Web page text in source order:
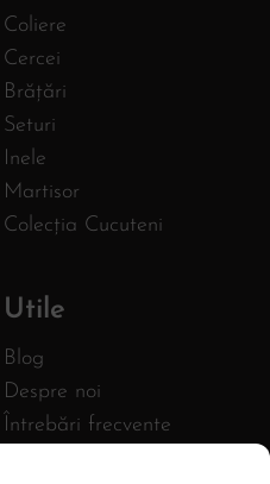
Coliere
Cercei
Brățări
Seturi
Inele
Martisor
Colecția Cucuteni
Utile
Blog
Despre noi
Întrebări frecvente